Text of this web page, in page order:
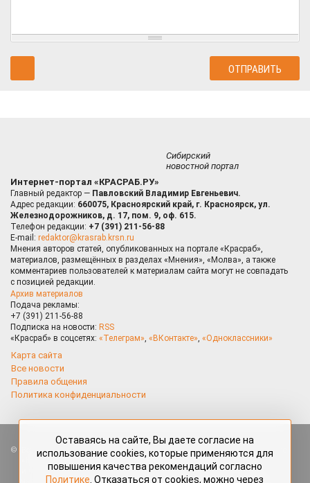
Сибирский
новостной портал
Интернет-портал «КРАСРАБ.РУ»
Главный редактор — Павловский Владимир Евгеньевич.
Адрес редакции: 660075, Красноярский край, г. Красноярск, ул.
Железнодорожников, д. 17, пом. 9, оф. 615.
Телефон редакции: +7 (391) 211-56-88
E-mail: redaktor@krasrab.krsn.ru
Мнения авторов статей, опубликованных на портале «Красраб»,
материалов, размещённых в разделах «Мнения», «Молва», а также
комментариев пользователей к материалам сайта могут не совпадать
с позицией редакции.
Архив материалов
Подача рекламы:
+7 (391) 211-56-88
Подписка на новости: RSS
«Красраб» в соцсетях: «Телеграм», «ВКонтакте», «Одноклассники»
Карта сайта
Все новости
Правила общения
Политика конфиденциальности
Все права защищены. Любые материалы, размещённые на портале
«Красраб.ру» сотрудниками редакции, нештатными авторами
и читателями, являются объектами авторского права. Полное или
Оставаясь на сайте, Вы даете согласие на
использование cookies, которые применяются для
повышения качества рекомендаций согласно
Политике . Отказаться от cookies, можно через